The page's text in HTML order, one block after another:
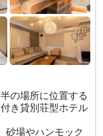
の場所に位置する
き貸別荘型ホテル
砂場やハンモック